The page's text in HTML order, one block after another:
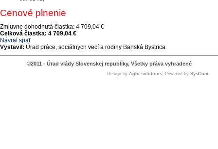
Cenové plnenie
Zmluvne dohodnutá čiastka: 4 709,04 €
Celková čiastka: 4 709,04 €
Návrat späť
Vystavil: Úrad práce, sociálnych vecí a rodiny Banská Bystrica
©2011 - Úrad vlády Slovenskej republiky, Všetky práva vyhradené
Design by Aglo solutions, Powered by SysCom